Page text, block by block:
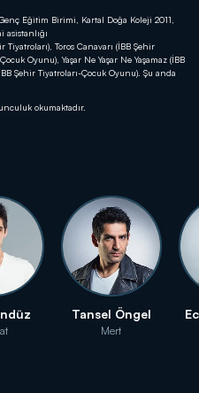
Eğitim Birimi, Kartal Doğa Koleji 2011,
asistanlığı
Tiyatroları), Toros Canavarı (İBB Şehir
Oyunu), Yaşar Ne Yaşar Ne Yaşamaz (İBB
Şehir Tiyatroları-Çocuk Oyunu). Şu anda
okumaktadır.
Tansel Öngel
Mert